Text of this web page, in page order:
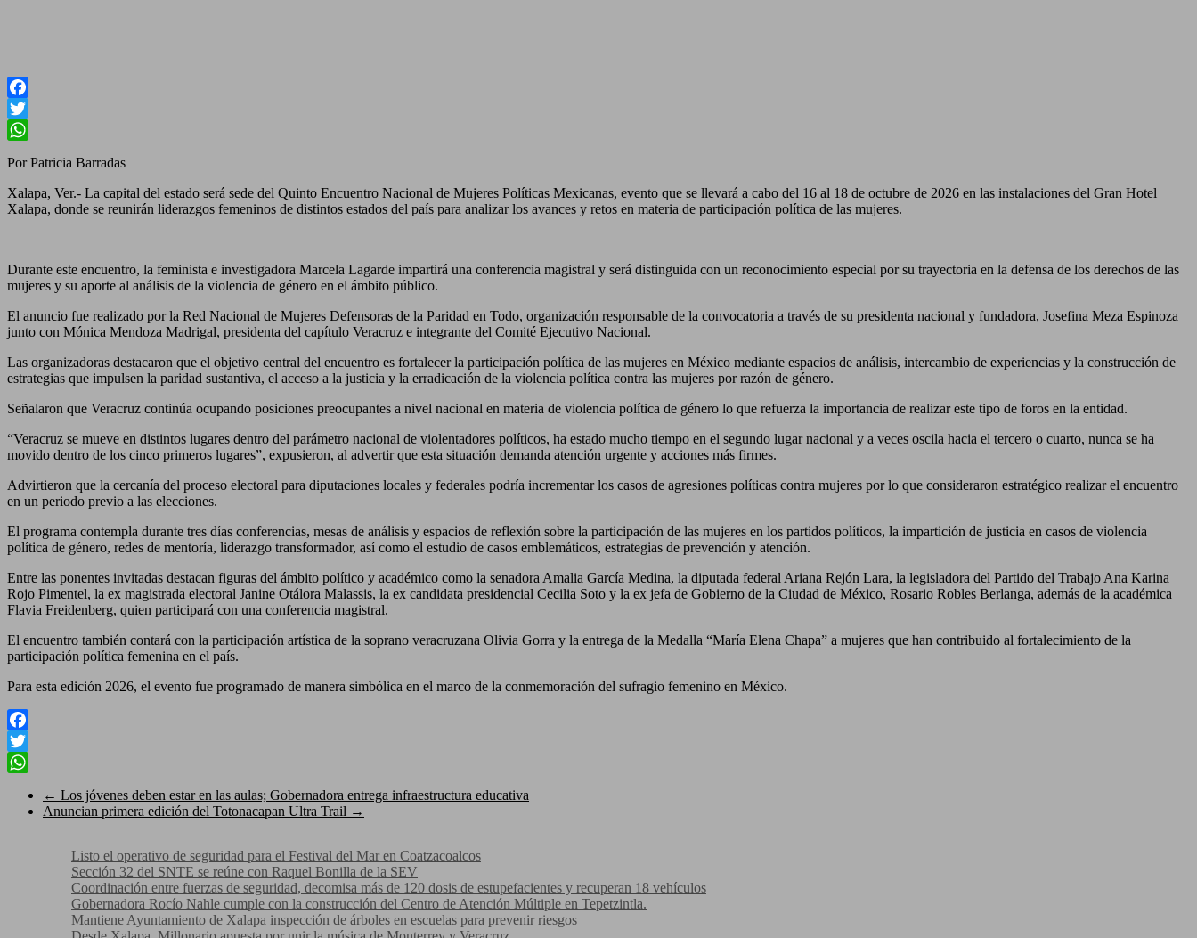
Facebook
Twitter
Por Patricia Barradas
Xalapa, Ver.- La capital del estado será sede del Quinto Encuentro Nacional de Mujeres Políticas Mexicanas, evento que se llevará a cabo del 16 al 18 de octubre de 2026 en las instalaciones del Gran Hotel
Xalapa, donde se reunirán liderazgos femeninos de distintos estados del país para analizar los avances y retos en materia de participación política de las mujeres.
Durante este encuentro, la feminista e investigadora Marcela Lagarde impartirá una conferencia magistral y será distinguida con un reconocimiento especial por su trayectoria en la defensa de los derechos de las
mujeres y su aporte al análisis de la violencia de género en el ámbito público.
El anuncio fue realizado por la Red Nacional de Mujeres Defensoras de la Paridad en Todo, organización responsable de la convocatoria a través de su presidenta nacional y fundadora, Josefina Meza Espinoza
junto con Mónica Mendoza Madrigal, presidenta del capítulo Veracruz e integrante del Comité Ejecutivo Nacional.
Las organizadoras destacaron que el objetivo central del encuentro es fortalecer la participación política de las mujeres en México mediante espacios de análisis, intercambio de experiencias y la construcción de
estrategias que impulsen la paridad sustantiva, el acceso a la justicia y la erradicación de la violencia política contra las mujeres por razón de género.
Señalaron que Veracruz continúa ocupando posiciones preocupantes a nivel nacional en materia de violencia política de género lo que refuerza la importancia de realizar este tipo de foros en la entidad.
“Veracruz se mueve en distintos lugares dentro del parámetro nacional de violentadores políticos, ha estado mucho tiempo en el segundo lugar nacional y a veces oscila hacia el tercero o cuarto, nunca se ha
movido dentro de los cinco primeros lugares”, expusieron, al advertir que esta situación demanda atención urgente y acciones más firmes.
Advirtieron que la cercanía del proceso electoral para diputaciones locales y federales podría incrementar los casos de agresiones políticas contra mujeres por lo que consideraron estratégico realizar el encuentro
en un periodo previo a las elecciones.
El programa contempla durante tres días conferencias, mesas de análisis y espacios de reflexión sobre la participación de las mujeres en los partidos políticos, la impartición de justicia en casos de violencia
política de género, redes de mentoría, liderazgo transformador, así como el estudio de casos emblemáticos, estrategias de prevención y atención.
Entre las ponentes invitadas destacan figuras del ámbito político y académico como la senadora Amalia García Medina, la diputada federal Ariana Rejón Lara, la legisladora del Partido del Trabajo Ana Karina
Rojo Pimentel, la ex magistrada electoral Janine Otálora Malassis, la ex candidata presidencial Cecilia Soto y la ex jefa de Gobierno de la Ciudad de México, Rosario Robles Berlanga, además de la académica
Flavia Freidenberg, quien participará con una conferencia magistral.
El encuentro también contará con la participación artística de la soprano veracruzana Olivia Gorra y la entrega de la Medalla “María Elena Chapa” a mujeres que han contribuido al fortalecimiento de la
participación política femenina en el país.
Para esta edición 2026, el evento fue programado de manera simbólica en el marco de la conmemoración del sufragio femenino en México.
Facebook
Twitter
← Los jóvenes deben estar en las aulas; Gobernadora entrega infraestructura educativa
Anuncian primera edición del Totonacapan Ultra Trail →
Listo el operativo de seguridad para el Festival del Mar en Coatzacoalcos
Sección 32 del SNTE se reúne con Raquel Bonilla de la SEV
Coordinación entre fuerzas de seguridad, decomisa más de 120 dosis de estupefacientes y recuperan 18 vehículos
Gobernadora Rocío Nahle cumple con la construcción del Centro de Atención Múltiple en Tepetzintla.
Mantiene Ayuntamiento de Xalapa inspección de árboles en escuelas para prevenir riesgos